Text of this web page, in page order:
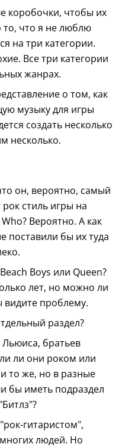
коробочки, чтобы их
то, что я не люблю
на три категории.
Все три категории
жанрах.
о том, как
музыку для игры
создать несколько
несколько.
он, вероятно, самый
стиль игры на
Вероятно. А как
поставили бы их туда
Boys или Queen?
лет, но можно ли
видите проблему.
раздел?
братьев
ли они роком или
то же, но в разные
бы иметь подраздел
гитаристом",
людей. Но